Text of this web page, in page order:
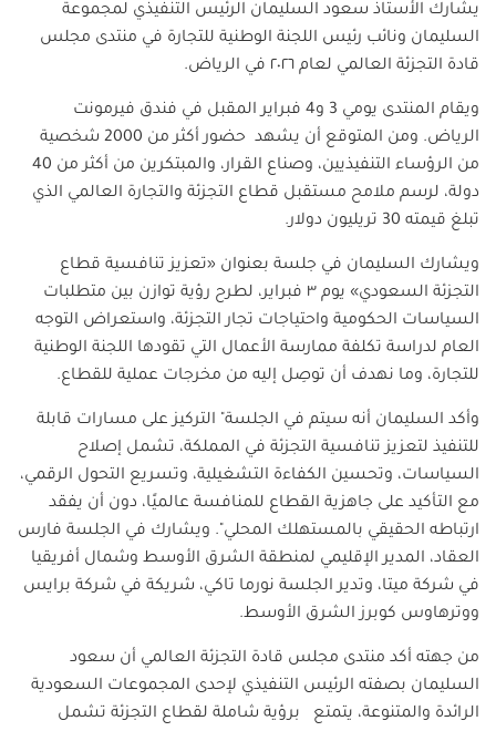
يشارك الأستاذ سعود السليمان الرئيس التنفيذي لمجموعة
السليمان ونائب رئيس اللجنة الوطنية للتجارة في منتدى مجلس
قادة التجزئة العالمي لعام ٢٠٢٦ في الرياض
.
ويقام المنتدى يومي 3
و4 فبراير المقبل في فندق فيرمونت
الرياض.
ومن المتوقع أن يشهد حضور أكثر من 2000 شخصية
من الرؤساء التنفيذيين، وصناع القرار، والمبتكرين من أكثر من 40
دولة، لرسم ملامح مستقبل قطاع التجزئة والتجارة العالمي الذي
تبلغ قيمته 30 تريليون دولار
.
ويشارك السليمان في جلسة بعنوان «تعزيز تنافسية قطاع
التجزئة السعودي» يوم ٣ فبراير، لطرح رؤية توازن بين متطلبات
السياسات الحكومية واحتياجات تجار التجزئة، واستعراض التوجه
العام لدراسة تكلفة ممارسة الأعمال التي تقودها اللجنة الوطنية
للتجارة، وما نهدف أن توصِل إليه من مخرجات عملية للقطاع.
وأكد السليمان أنه سيتم في الجلسة" التركيز على مسارات قابلة
للتنفيذ لتعزيز تنافسية التجزئة في المملكة، تشمل إصلاح
السياسات، وتحسين الكفاءة التشغيلية، وتسريع التحول الرقمي،
مع التأكيد على جاهزية القطاع للمنافسة عالميًا، دون أن يفقد
ارتباطه الحقيقي بالمستهلك المحلي". ويشارك في الجلسة فارس
العقاد، المدير الإقليمي لمنطقة الشرق الأوسط وشمال أفريقيا
في شركة ميتا، وتدير الجلسة نورما تاكي، شريكة في شركة برايس
ووترهاوس كوبرز الشرق الأوسط.
من جهته أكد منتدى مجلس قادة التجزئة العالمي أن سعود
السليمان بصفته الرئيس التنفيذي لإحدى المجموعات السعودية
الرائدة والمتنوعة، يتمتع برؤية شاملة لقطاع التجزئة تشمل